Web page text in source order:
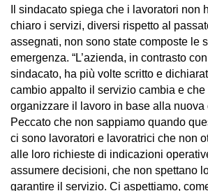
Il sindacato spiega che i lavoratori non
chiaro i servizi, diversi rispetto al
assegnati, non sono state composte le
emergenza. “L’azienda, in contrasto
sindacato, ha più volte scritto e
cambio appalto il servizio cambia e che
organizzare il lavoro in base alla nuova
Peccato che non sappiamo quando
ci sono lavoratori e lavoratrici che non
alle loro richieste di indicazioni
assumere decisioni, che non spettano
garantire il servizio. Ci aspettiamo,